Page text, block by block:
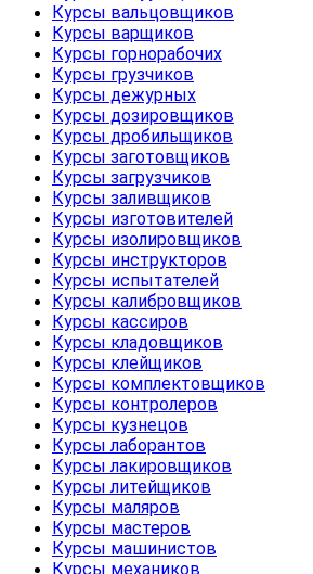
Курсы вальцовщиков
Курсы варщиков
Курсы горнорабочих
Курсы грузчиков
Курсы дежурных
Курсы дозировщиков
Курсы дробильщиков
Курсы заготовщиков
Курсы загрузчиков
Курсы заливщиков
Курсы изготовителей
Курсы изолировщиков
Курсы инструкторов
Курсы испытателей
Курсы калибровщиков
Курсы кассиров
Курсы кладовщиков
Курсы клейщиков
Курсы комплектовщиков
Курсы контролеров
Курсы кузнецов
Курсы лаборантов
Курсы лакировщиков
Курсы литейщиков
Курсы маляров
Курсы мастеров
Курсы машинистов
Курсы механиков